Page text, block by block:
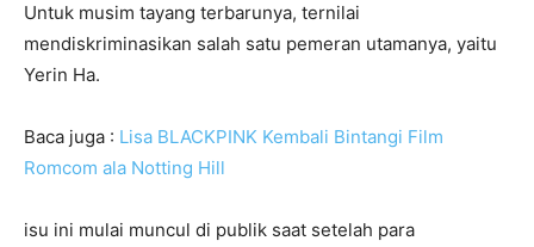
Untuk musim tayang terbarunya, ternilai
mendiskriminasikan salah satu pemeran utamanya, yaitu
Yerin Ha.
Baca juga : Lisa BLACKPINK Kembali Bintangi Film
Romcom ala Notting Hill
isu ini mulai muncul di publik saat setelah para